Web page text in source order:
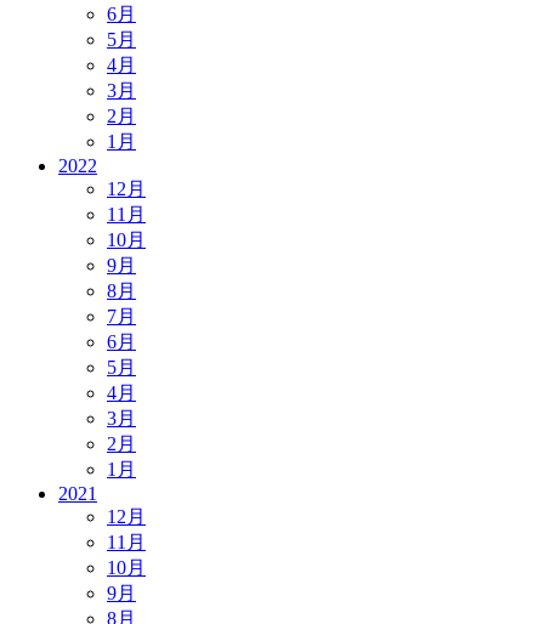
6月
5月
4月
3月
2月
1月
2022
12月
11月
10月
9月
8月
7月
6月
5月
4月
3月
2月
1月
2021
12月
11月
10月
9月
8月